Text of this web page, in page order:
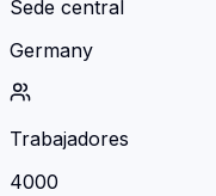
Sede central
Germany
Trabajadores
4000